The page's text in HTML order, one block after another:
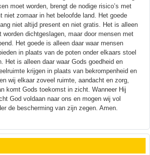
moet worden, brengt de nodige risico’s met
niet zomaar in het beloofde land. Het goede
niet altijd present en niet gratis. Het is alleen
worden dichtgeslagen, maar door mensen met
Het goede is alleen daar waar mensen
in plaats van de poten onder elkaars stoel
Het is alleen daar waar Gods goedheid en
krijgen in plaats van bekrompenheid en
wij elkaar zoveel ruimte, aandacht en zorg,
komt Gods toekomst in zicht. Wanneer Hij
God voldaan naar ons en mogen wij vol
de bescherming van zijn zegen. Amen.